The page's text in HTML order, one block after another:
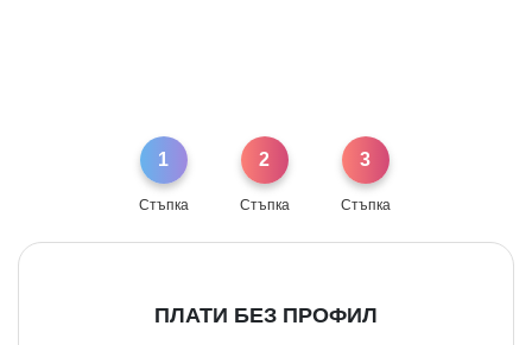
1
Стъпка
2
Стъпка
3
Стъпка
ПЛАТИ БЕЗ ПРОФИЛ